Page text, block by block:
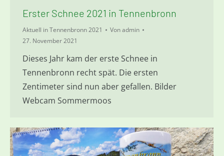
Erster Schnee 2021 in Tennenbronn
Aktuell in Tennenbronn 2021 Vonadmin
27. November 2021
Dieses Jahr kam der erste Schnee in
Tennenbronn recht spät. Die ersten
Zentimeter sind nun aber gefallen. Bilder
Webcam Sommermoos